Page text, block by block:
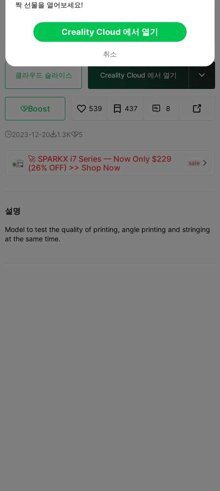
 53m 56s  1 플레이트 14.49g
클라우드 슬라이스 Creality Cloud 에서 열기 
Boost 539 437  8 
2023-12-201.3K5
🚀 SPARKX i7 Series — Now Only $229
(26% OFF) >> Shop Now
sale 
설명
Model to test the quality of printing, angle printing and stringing
at the same time.
짝 선물을 열어보세요!
Creality Cloud 에서 열기
취소